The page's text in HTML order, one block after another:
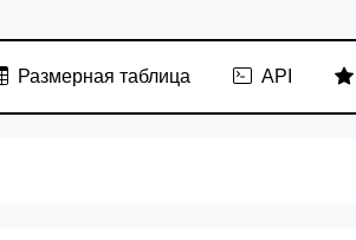
Размерная таблица API